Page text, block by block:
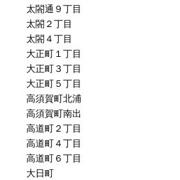
太閤通９丁目
太閤２丁目
太閤４丁目
大正町１丁目
大正町３丁目
大正町５丁目
高須賀町北浦
高須賀町南出
高道町２丁目
高道町４丁目
高道町６丁目
大日町